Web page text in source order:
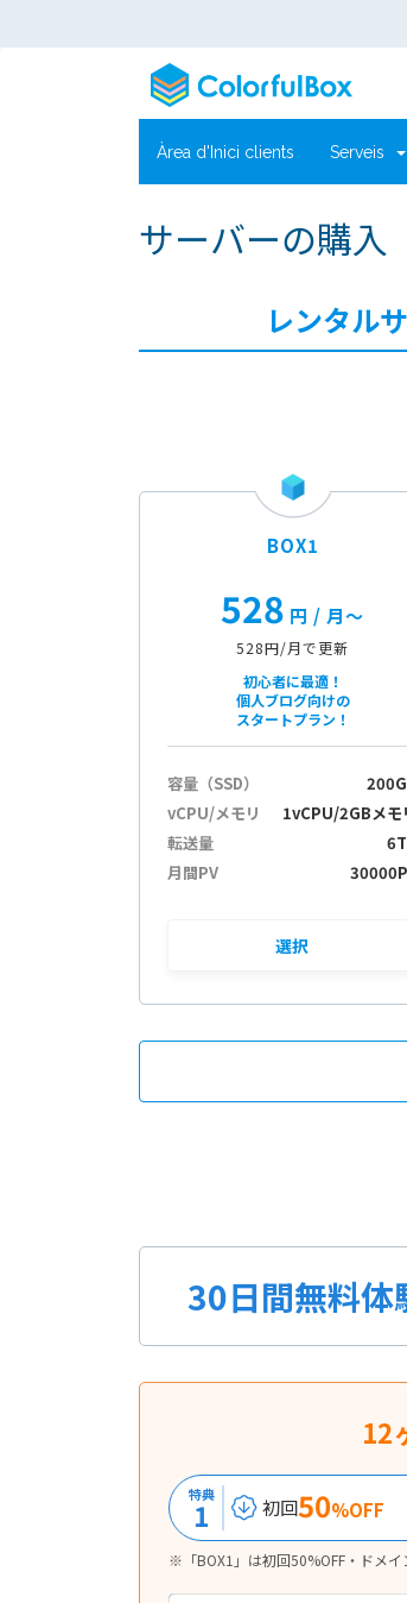
Àrea d'Inici clients Serveis
サーバーの購入
レンタル
BOX1
528 円 / 月〜
528円/月で更新
初心者に最適！
個人ブログ向けの
スタートプラン！
容量（SSD）
vCPU/メモリ
1vCPU/2GBメモ
転送量
月間PV
選択
30日間無料体
12
特典
1 初回50%OFF
※「BOX1」は初回50%OFF・ドメ